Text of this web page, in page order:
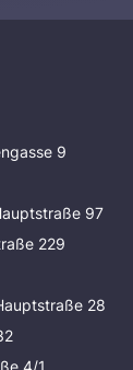
9
97
229
28
4/1